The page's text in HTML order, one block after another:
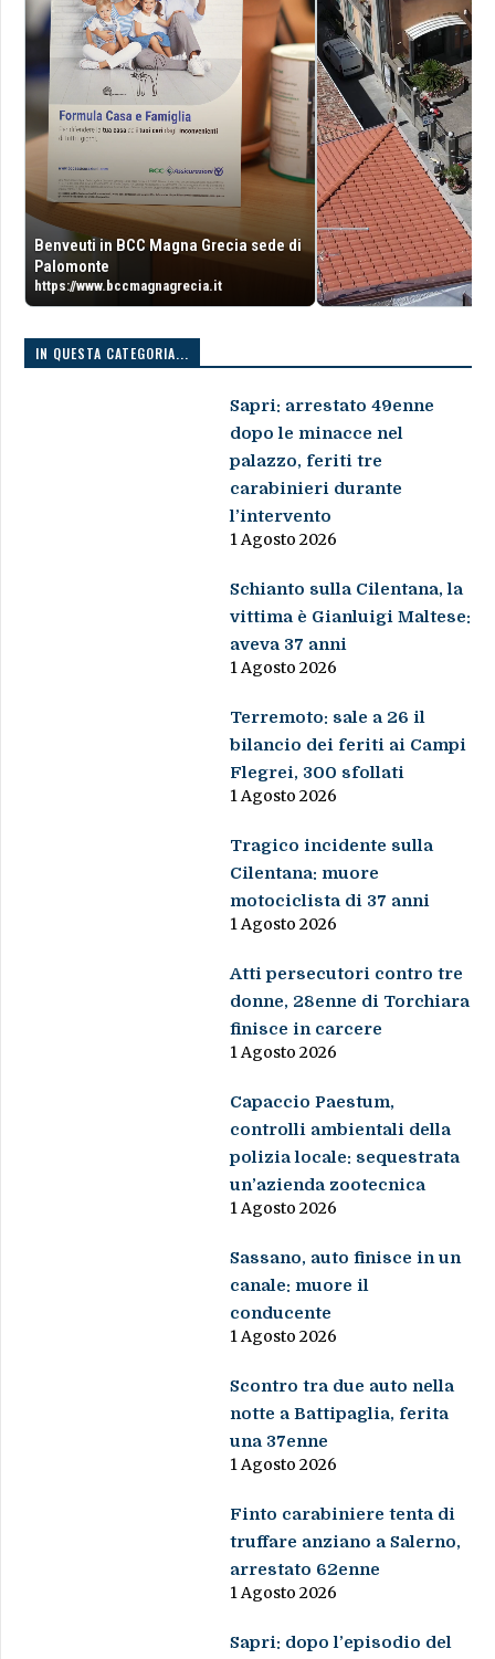
Benveuti in BCC Magna Grecia sede di
Palomonte
https://www.bccmagnagrecia.it
IN QUESTA CATEGORIA...
Sapri: arrestato 49enne
dopo le minacce nel
palazzo, feriti tre
carabinieri durante
l’intervento
1 Agosto 2026
Schianto sulla Cilentana, la
vittima è Gianluigi Maltese:
aveva 37 anni
1 Agosto 2026
Terremoto: sale a 26 il
bilancio dei feriti ai Campi
Flegrei, 300 sfollati
1 Agosto 2026
Tragico incidente sulla
Cilentana: muore
motociclista di 37 anni
1 Agosto 2026
Atti persecutori contro tre
donne, 28enne di Torchiara
finisce in carcere
1 Agosto 2026
Capaccio Paestum,
controlli ambientali della
polizia locale: sequestrata
un’azienda zootecnica
1 Agosto 2026
Sassano, auto finisce in un
canale: muore il
conducente
1 Agosto 2026
Scontro tra due auto nella
notte a Battipaglia, ferita
una 37enne
1 Agosto 2026
Finto carabiniere tenta di
truffare anziano a Salerno,
arrestato 62enne
1 Agosto 2026
Sapri: dopo l’episodio del